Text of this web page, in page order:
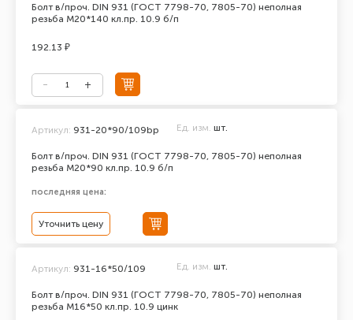
Болт в/проч. DIN 931 (ГОСТ 7798-70, 7805-70) неполная
резьба М20*140 кл.пр. 10.9 б/п
192.13 ₽
Болт в/проч. DIN 931 (ГОСТ 7798-70, 7805-70) неполная
резьба М20*90 кл.пр. 10.9 б/п
Артикул: 931-20*90/109bp Ед. изм. шт.
последняя цена:
Уточнить цену
Болт в/проч. DIN 931 (ГОСТ 7798-70, 7805-70) неполная
резьба М16*50 кл.пр. 10.9 цинк
Артикул: 931-16*50/109 Ед. изм. шт.